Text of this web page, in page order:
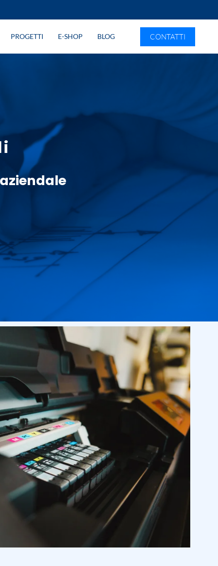
PROGETTI E-SHOP BLOG CONTATTI
aziendale